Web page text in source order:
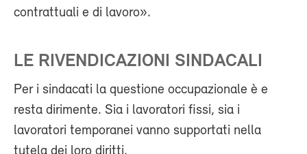
contrattuali e di lavoro».
LE RIVENDICAZIONI SINDACALI
Per i sindacati la questione occupazionale è e
resta dirimente. Sia i lavoratori fissi, sia i
lavoratori temporanei vanno supportati nella